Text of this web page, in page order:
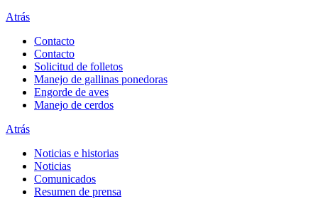
Atrás
Contacto
Contacto
Solicitud de folletos
Manejo de gallinas ponedoras
Engorde de aves
Manejo de cerdos
Atrás
Noticias e historias
Noticias
Comunicados
Resumen de prensa